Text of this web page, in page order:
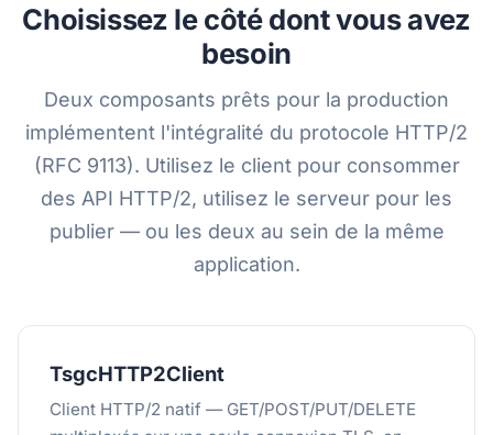
Choisissez le côté dont vous avez
besoin
Deux composants prêts pour la production
implémentent l'intégralité du protocole HTTP/2
(RFC 9113). Utilisez le client pour consommer
des API HTTP/2, utilisez le serveur pour les
publier — ou les deux au sein de la même
application.
TsgcHTTP2Client
Client HTTP/2 natif — GET/POST/PUT/DELETE